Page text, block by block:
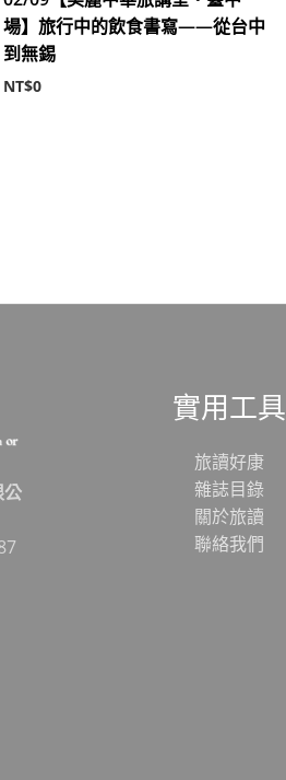
場】旅行中的飲食書寫——從台中
到無錫
NT$0
公
實用工具
旅讀好康
雜誌目錄
關於旅讀
聯絡我們